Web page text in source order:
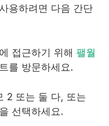
용하려면 다음 간단
접근하기 위해 팰월
를 방문하세요.
2 또는 둘 다, 또는
선택하세요.